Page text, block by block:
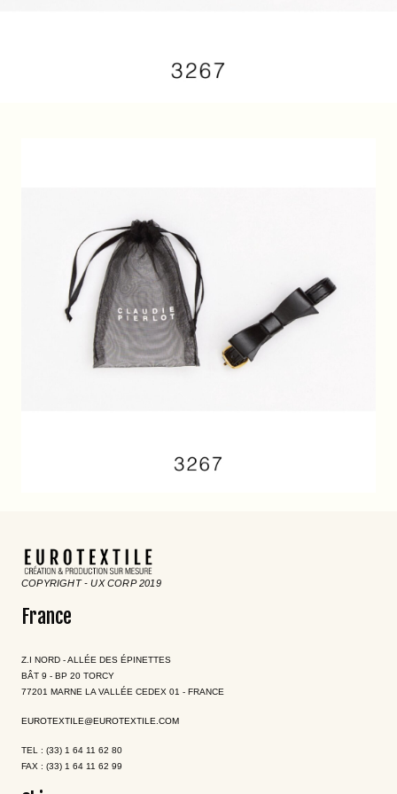
COPYRIGHT - UX CORP 2019
France
Z.I NORD - ALLÉE DES ÉPINETTES
BÂT 9 - BP 20 TORCY
77201 MARNE LA VALLÉE CEDEX 01 - FRANCE
EUROTEXTILE@EUROTEXTILE.COM
TEL : (33) 1 64 11 62 80
FAX : (33) 1 64 11 62 99